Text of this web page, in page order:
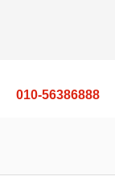
010-56386888